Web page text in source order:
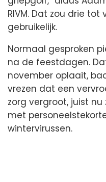
RIVM. Dat zou drie
gebruikelijk.
Normaal gesproken
na de feestdagen.
november oplaait,
vrezen dat een
zorg vergroot, juist
met
wintervirussen.